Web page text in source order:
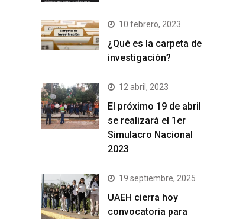
10 febrero, 2023
¿Qué es la carpeta de
investigación?
12 abril, 2023
El próximo 19 de abril
se realizará el 1er
Simulacro Nacional
2023
19 septiembre, 2025
UAEH cierra hoy
convocatoria para